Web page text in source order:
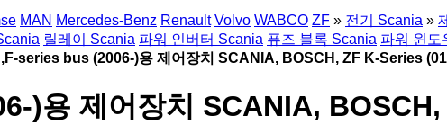
MAN Mercedes-Benz Renault Volvo WABCO ZF » 전기 Scania »
릴레이 Scania 파워 인버터 Scania 퓨즈 블록 Scania 파워 윈도
series bus (2006-)용 제어장치 SCANIA, BOSCH, ZF K-Series
)용 제어장치 SCANIA,